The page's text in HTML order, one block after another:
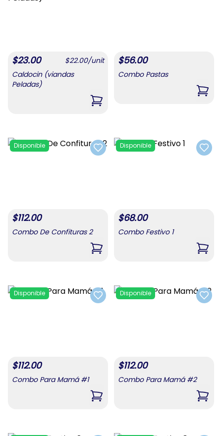
$23.00 $22.00/unit
Caldocin (viandas
Peladas)
,Caldocin (viandas Peladas)
$56.00
Combo Pastas
,
Add to favorites
Disponible
$112.00
Combo De Confituras 2
,Combo De Confituras 2
Add
Disponible
$68.00
Combo Festivo 1
,
Add to favorites
Disponible
$112.00
Combo Para Mamá #1
,Combo Para Mamá #1
Add
Disponible
$112.00
Combo Para Mamá #2
,